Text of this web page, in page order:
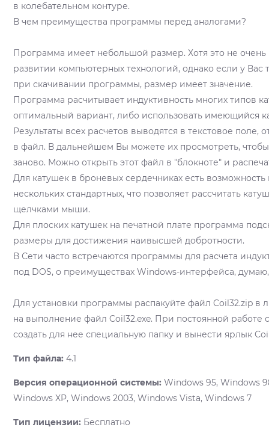
в колебательном контуре.
В чем преимущества программы перед аналогами?
Программа имеет небольшой размер. Хотя это не
развитии компьютерных технологий, однако если у Вас
при скачивании программы, размер имеет значение.
Программа расчитывает индуктивность многих типов
оптимальный вариант, либо использовать имеющийся
Результаты всех расчетов выводятся в текстовое поле,
в файл. В дальнейшем Вы можете их просмотреть,
заново. Можно открыть этот файл в "блокноте" и
Для катушек в броневых сердечниках есть
нескольких стандартных, что позволяет рассчитать
щелчками мыши.
Для плоских катушек на печатной плате программа
размеры для достижения наивысшей добротности.
В Сети часто встречаются программы для расчета
под DOS, о преимуществах Windows-интерфейса,
Для установки программы распакуйте файл Coil32.zip в
на выполнение файл Coil32.exe. При постоянной работе
создать для нее специальную папку и вынести ярлык
Тип файла: 4.1
Версия операционной системы: Windows 95, Windows
Windows XP, Windows 2003, Windows Vista, Windows 7
Тип лицензии: Бесплатно